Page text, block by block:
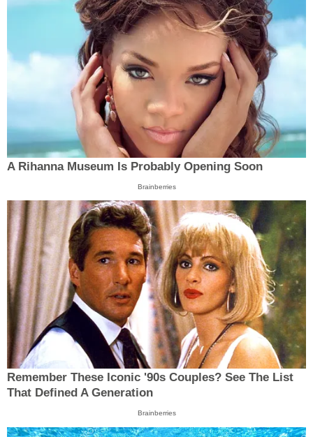
A Rihanna Museum Is Probably Opening Soon
Brainberries
Remember These Iconic '90s Couples? See The List
That Defined A Generation
Brainberries